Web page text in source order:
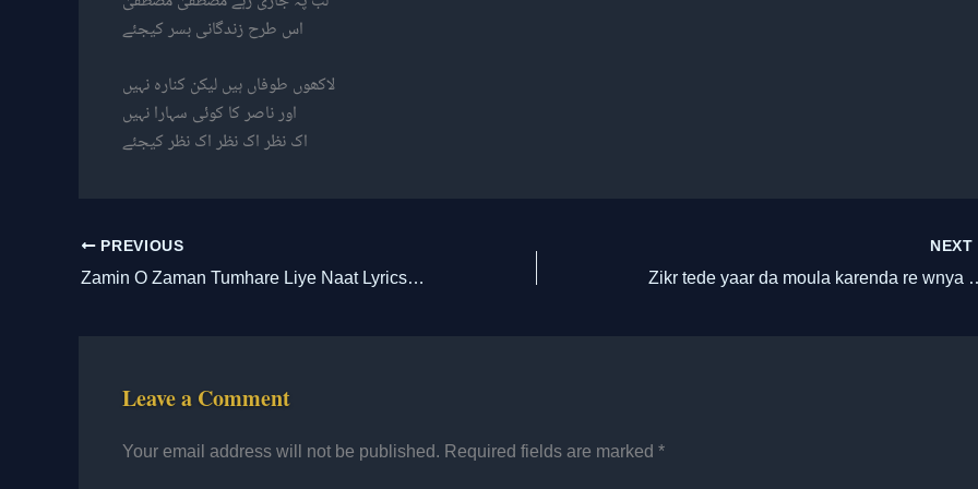
اس طرح زندگانی بسر کیجئے
لاکھوں طوفاں ہیں لیکن کنارہ نہیں
اور ناصر کا کوئی سہارا نہیں
اک نظر اک نظر اک نظر کیجئے
PREVIOUS
Zamin O Zaman Tumhare Liye Naat Lyrics || ज़मीं ओ ज़मां तुम्हारे लिए
NEXT
Zikr tede yaar da moula karenda
Leave a Comment
Your email address will not be published. Required fields are marked *